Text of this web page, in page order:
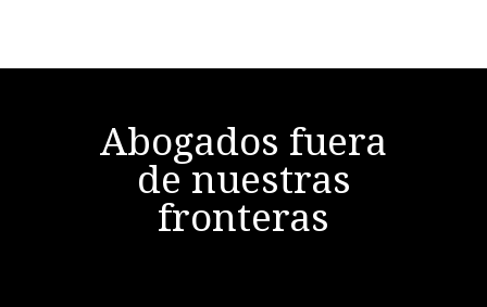
Abogados fuera
de nuestras
fronteras